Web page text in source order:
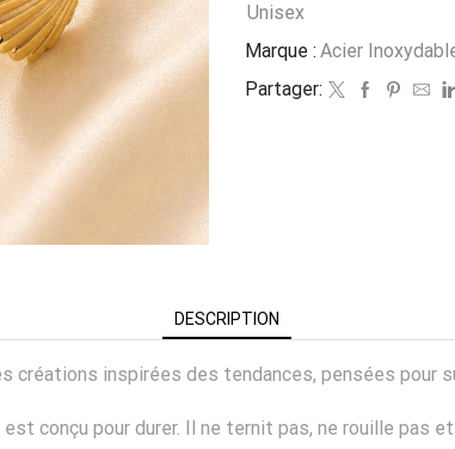
Unisex
Marque : Acier
Partager:
DESCRIPTION
créations inspirées des tendances, pensées pour
conçu pour durer. Il ne ternit pas, ne rouille pas